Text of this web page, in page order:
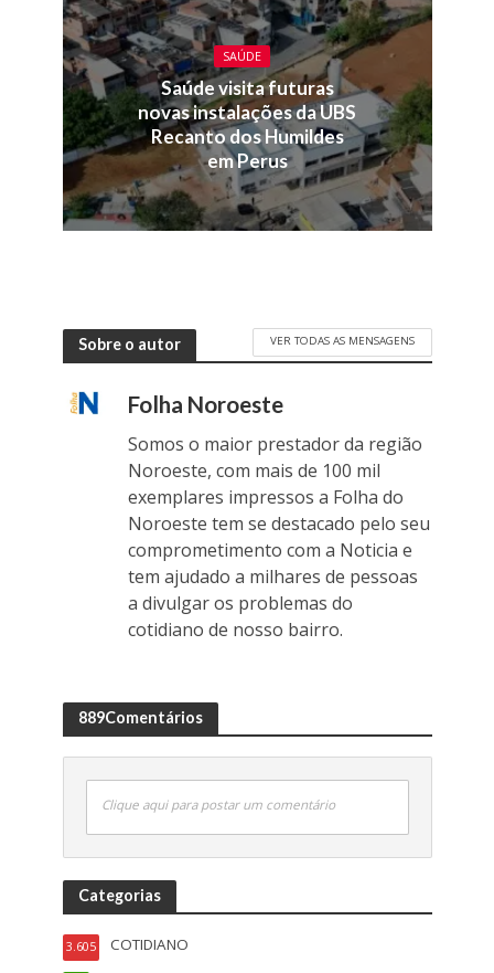
SAÚDE
Saúde visita futuras
novas instalações da UBS
Recanto dos Humildes
em Perus
Sobre o autor VER TODAS AS MENSAGENS
Folha Noroeste
Somos o maior prestador da região
Noroeste, com mais de 100 mil
exemplares impressos a Folha do
Noroeste tem se destacado pelo seu
comprometimento com a Noticia e
tem ajudado a milhares de pessoas
a divulgar os problemas do
cotidiano de nosso bairro.
889Comentários
Clique aqui para postar um comentário
Categorias
COTIDIANO
3.605